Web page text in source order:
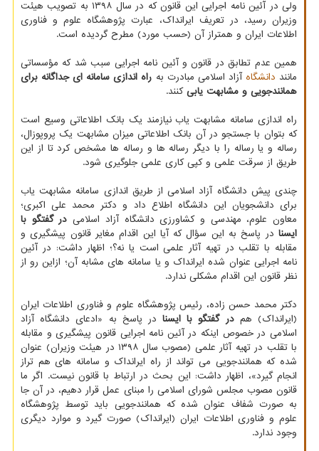
ولی در آئین نامه اجرایی این قانون که در سال ۱۳۹۸ به تصویب هیئت
وزیران رسید، در تعریف ایرانداک، عبارت پژوهشگاه علوم و فناوری
اطلاعات ایران و همتراز آن (حسب مورد) مطرح گردیده است.
همین عدم تطابق در قانون و آئین نامه اجرایی سبب شد که مؤسساتی
مانند دانشگاه آزاد اسلامی مبادرت به راه اندازی سامانه ای جداگانه برای
همانندجویی و مشابهت یابی کنند.
راه اندازی سامانه مشابهت یاب نیازمند یک بانک اطلاعاتی وسیع است
که بتوان با جستجو در آن بانک اطلاعاتی میزان مشابهت یک پروپوزال،
رساله و یا رساله را با دیگر رساله ها و رساله ها مشخص کرد تا از این
طریق از سرقت علمی و کپی کاری علمی جلوگیری شود.
چندی پیش دانشگاه آزاد اسلامی از طریق اندازی سامانه مشابهت یاب
برای دانشجویان این دانشگاه اطلاع داد و دکتر محمد علی اکبری؛
معاون علوم، مهندسی و کشاورزی دانشگاه آزاد اسلامی در گفتگو با
ایسنا در پاسخ به این سؤال که آیا این اقدام مغایر قانون پیشگیری و
مقابله با تقلب در تهیه آثار علمی است یا نه؟؛ اظهار داشت: در آئین
نامه اجرایی عنوان شده ایرانداک و یا سامانه های مشابه آن؛ ازاین رو از
نظر قانون این اقدام مشکلی ندارد.
دکتر محمد حسن زاده، رئیس پژوهشگاه علوم و فناوری اطلاعات ایران
(ایرانداک) همدر گفتگو با ایسنادر پاسخ به «ادعای دانشگاه آزاد
اسلامی در خصوص اینکه در آئین نامه اجرایی قانون پیشگیری و مقابله
با تقلب در تهیه آثار علمی (مصوب سال ۱۳۹۸ در هیئت وزیران) عنوان
شده که همانندجویی می تواند از راه ایرانداک و سامانه های هم تراز
انجام گیرد»، اظهار داشت: این بحث در ارتباط با قانون نیست. اگر ما
قانون مصوب مجلس شورای اسلامی را مبنای عمل قرار دهیم، در آن جا
به صورت شفاف عنوان شده که همانندجویی باید توسط پژوهشگاه
علوم و فناوری اطلاعات ایران (ایرانداک) صورت گیرد و موارد دیگری
وجود ندارد.